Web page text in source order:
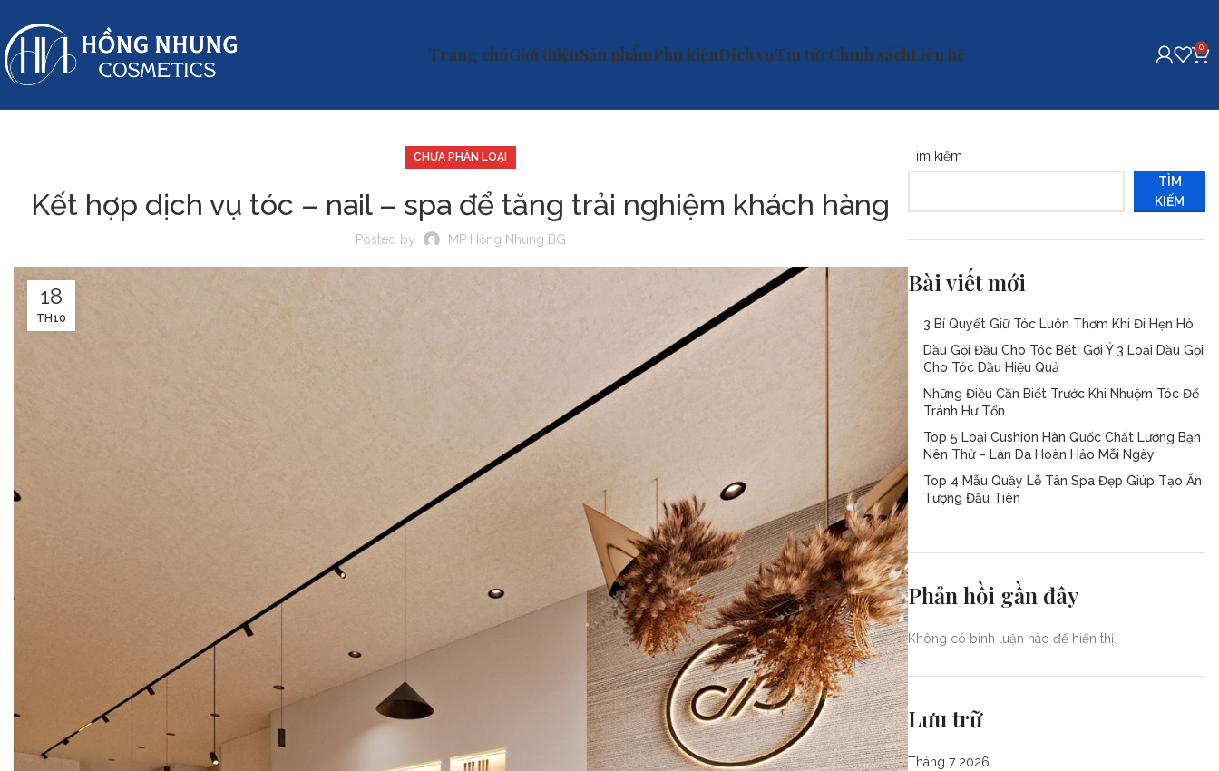
Trang chủGiới thiệuSản phẩmPhụ kiệnDịch vụTin tứcChính sáchLiên hệ 0
CHƯA PHÂN LOẠI
Kết hợp dịch vụ tóc – nail – spa để tăng trải nghiệm khách hàng
Posted by MP Hồng Nhung BG
18
TH10
Tìm kiếm
TÌM
KIẾM
Bài viết mới
3 Bí Quyết Giữ Tóc Luôn Thơm Khi Đi Hẹn Hò
Dầu Gội Đầu Cho Tóc Bết: Gợi Ý 3 Loại Dầu Gội
Cho Tóc Dầu Hiệu Quả
Những Điều Cần Biết Trước Khi Nhuộm Tóc Để
Tránh Hư Tổn
Top 5 Loại Cushion Hàn Quốc Chất Lượng Bạn
Nên Thử – Làn Da Hoàn Hảo Mỗi Ngày
Top 4 Mẫu Quầy Lễ Tân Spa Đẹp Giúp Tạo Ấn
Tượng Đầu Tiên
Phản hồi gần đây
Không có bình luận nào để hiển thị.
Lưu trữ
Tháng 7 2026